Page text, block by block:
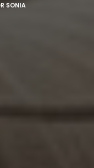
SONIA